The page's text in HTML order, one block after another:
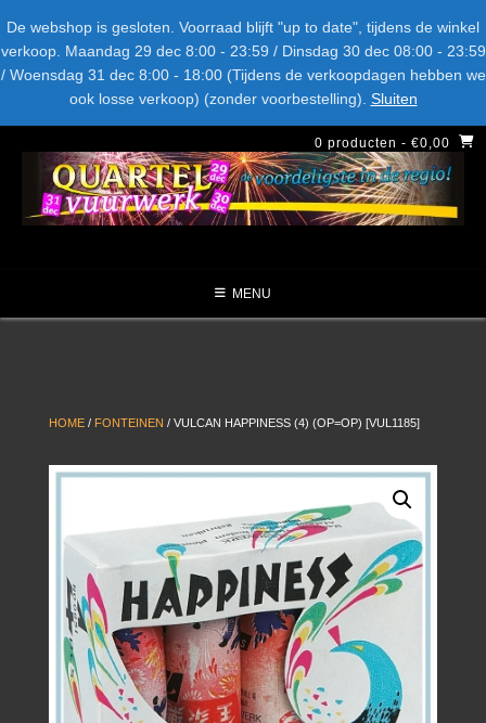
De webshop is gesloten. Voorraad blijft "up to date", tijdens de winkel
verkoop. Maandag 29 dec 8:00 - 23:59 / Dinsdag 30 dec 08:00 - 23:59
/ Woensdag 31 dec 8:00 - 18:00 (Tijdens de verkoopdagen hebben we
ook losse verkoop) (zonder voorbestelling). Sluiten
naar
inhoud
LEVERANCIERS TYPE AANBIEDINGEN CATEGORIE
NIEUW DIT JAAR
MENU
0 producten - €0,00
HOME / FONTEINEN / VULCAN HAPPINESS (4) (OP=OP) [VUL1185]